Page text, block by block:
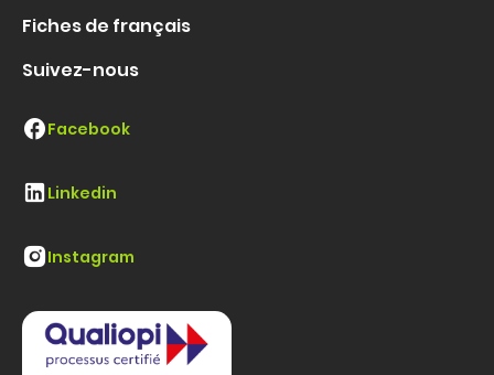
Fiches de français
Suivez-nous
Facebook
Linkedin
Instagram